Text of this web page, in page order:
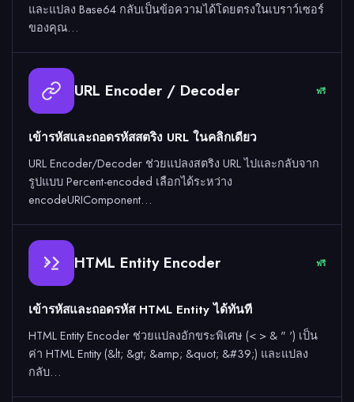
และแปลง Base64 กลับเป็นข้อความได้โดยตรงในเบราว์เซอร์
ของคุณ…
URL Encoder / Decoder ฟรี
เข้ารหัสและถอดรหัสสตริง URL ในคลิกเดียว
URL Encoder/Decoder ช่วยแปลงสตริง URL ไปและกลับจาก
รูปแบบ Percent-encoded เลือกได้ระหว่าง
encodeURIComponent…
& HTML Entity Encoder ฟรี
เข้ารหัสและถอดรหัส HTML Entity ได้ทันที
HTML Entity Encoder ช่วยแปลงอักขระพิเศษ (< > & " ') เป็น
ค่า HTML Entity (&lt; &gt; &amp; &quot; &#39;) และแปลง
กลับ…